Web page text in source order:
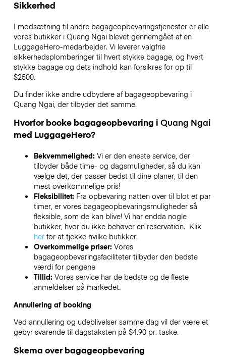
Sikkerhed
I modsætning til andre bagageopbevaringstjenesterer alle
vores butikker i Quang Ngaiblevet gennemgået af en
LuggageHero-medarbejder. Vi leverer valgfrie
sikkerhedsplomberinger til hvert stykke bagage, og hvert
stykke bagage og dets indhold kan forsikres for op til
$2500.
Du finder ikke andre udbydere af bagageopbevaring i
Quang Ngai, der tilbyder det samme.
Hvorfor booke bagageopbevaring i Quang Ngai
med LuggageHero?
Bekvemmelighed: Vi er den eneste service, der
tilbyder både time- og dagsmuligheder, så du kan
vælge det, der passer bedst til dine planer, til den
mest overkommelige pris!
Fleksibilitet: Fra opbevaring natten over til blot et par
timer, er vores bagageopbevaringsmuligheder så
fleksible, som de kan blive! Vi har endda nogle
butikker, hvor du ikke behøver en reservation. Klik
herfor at tjekke hvilke butikker.
Overkommelige priser: Vores
bagageopbevaringsfaciliteter tilbyder den bedste
værdi for pengene
Tillid: Vores service har de bedste og de fleste
anmeldelser på markedet.
Annullering af booking
Ved annullering og udeblivelser samme dag vil der være et
gebyr svarende til dagstaksten på $4.90 pr. taske.
Skema over bagageopbevaring